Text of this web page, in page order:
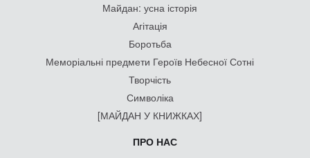
Майдан: усна історія
Агітація
Боротьба
Меморіальні предмети Героїв Небесної Сотні
Творчість
Символіка
[МАЙДАН У КНИЖКАХ]
ПРО НАС